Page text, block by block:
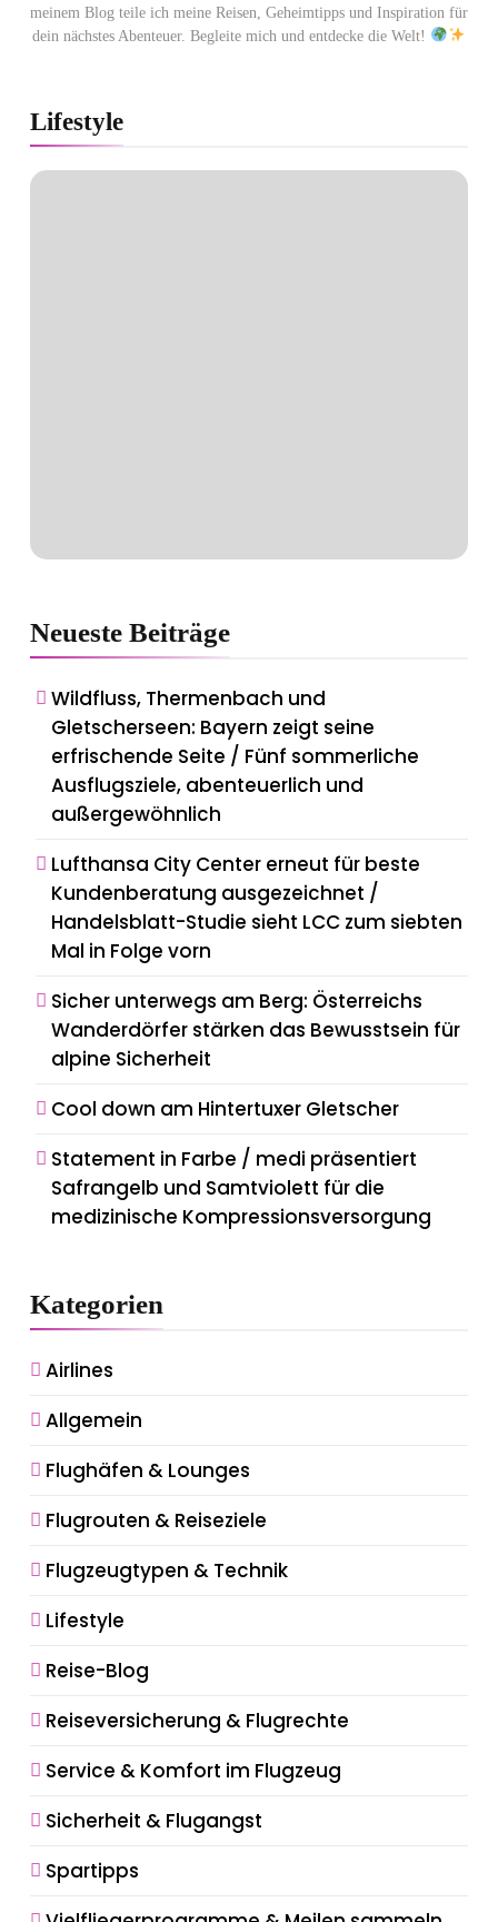
meinem Blog teile ich meine Reisen, Geheimtipps und Inspiration für
dein nächstes Abenteuer. Begleite mich und entdecke die Welt!
Lifestyle
Neueste Beiträge
Wildfluss, Thermenbach und
Gletscherseen: Bayern zeigt seine
erfrischende Seite / Fünf sommerliche
Ausflugsziele, abenteuerlich und
außergewöhnlich
Lufthansa City Center erneut für beste
Kundenberatung ausgezeichnet /
Handelsblatt-Studie sieht LCC zum siebten
Mal in Folge vorn
Sicher unterwegs am Berg: Österreichs
Wanderdörfer stärken das Bewusstsein für
alpine Sicherheit
Cool down am Hintertuxer Gletscher
Statement in Farbe / medi präsentiert
Safrangelb und Samtviolett für die
medizinische Kompressionsversorgung
Kategorien
Airlines
Allgemein
Flughäfen & Lounges
Flugrouten & Reiseziele
Flugzeugtypen & Technik
Lifestyle
Reise-Blog
Reiseversicherung & Flugrechte
Service & Komfort im Flugzeug
Sicherheit & Flugangst
Spartipps